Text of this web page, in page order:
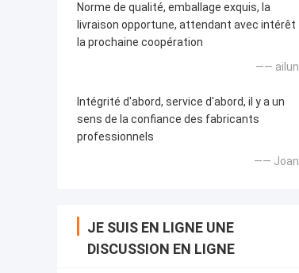
Norme de qualité, emballage exquis, la
livraison opportune, attendant avec intérêt
la prochaine coopération
—— ailun
Intégrité d'abord, service d'abord, il y a un
sens de la confiance des fabricants
professionnels
—— Joan
JE SUIS EN LIGNE UNE
DISCUSSION EN LIGNE